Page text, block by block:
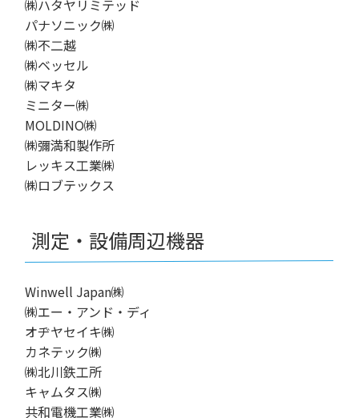
㈱ハタヤリミテッド
パナソニック㈱
㈱不二越
㈱ベッセル
㈱マキタ
ミニター㈱
MOLDINO㈱
㈱彌満和製作所
レッキス工業㈱
㈱ロブテックス
測定・設備周辺機器
Winwell Japan㈱
㈱エー・アンド・ディ
オヂヤセイキ㈱
カネテック㈱
㈱北川鉄工所
キャムタス㈱
共和電機工業㈱